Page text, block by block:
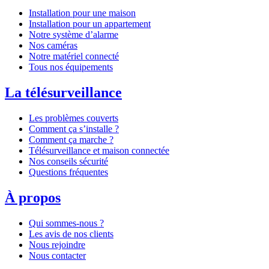
Installation pour une maison
Installation pour un appartement
Notre système d’alarme
Nos caméras
Notre matériel connecté
Tous nos équipements
La télésurveillance
Les problèmes couverts
Comment ça s’installe ?
Comment ça marche ?
Télésurveillance et maison connectée
Nos conseils sécurité
Questions fréquentes
À propos
Qui sommes-nous ?
Les avis de nos clients
Nous rejoindre
Nous contacter